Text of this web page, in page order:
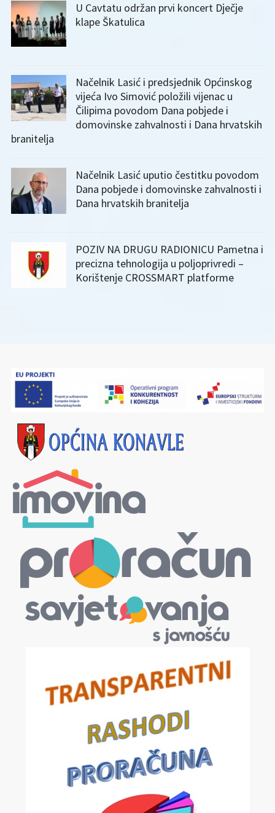
U Cavtatu održan prvi koncert Dječje
klape Škatulica
Načelnik Lasić i predsjednik Općinskog
vijeća Ivo Simović položili vijenac u
Čilipima povodom Dana pobjede i
domovinske zahvalnosti i Dana hrvatskih
branitelja
Načelnik Lasić uputio čestitku povodom
Dana pobjede i domovinske zahvalnosti i
Dana hrvatskih branitelja
POZIV NA DRUGU RADIONICU Pametna i
precizna tehnologija u poljoprivredi –
Korištenje CROSSMART platforme